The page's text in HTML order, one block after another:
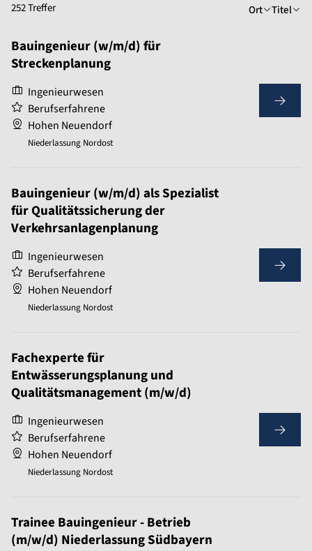
252 Treffer Ort Titel
Bauingenieur (w/m/d) für
Streckenplanung
Ingenieurwesen
Berufserfahrene
Hohen Neuendorf
Niederlassung Nordost
Bauingenieur (w/m/d) als Spezialist
für Qualitätssicherung der
Verkehrsanlagenplanung
Ingenieurwesen
Berufserfahrene
Hohen Neuendorf
Niederlassung Nordost
Fachexperte für
Entwässerungsplanung und
Qualitätsmanagement (m/w/d)
Ingenieurwesen
Berufserfahrene
Hohen Neuendorf
Niederlassung Nordost
Trainee Bauingenieur - Betrieb
(m/w/d) Niederlassung Südbayern